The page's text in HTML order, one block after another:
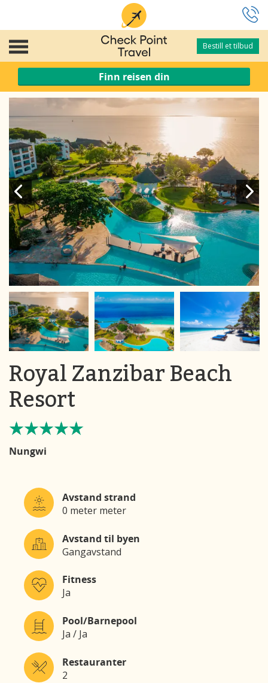
Bestill et tilbud
Bestill et tilbud
Finn reisen din
Royal Zanzibar Beach
Resort
Nungwi
Avstand strand
0 meter meter
Avstand til byen
Gangavstand
Fitness
Ja
Pool/Barnepool
Ja / Ja
Restauranter
2